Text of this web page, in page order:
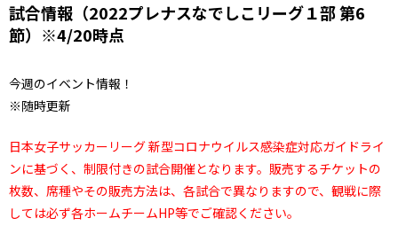
試合情報（2022プレナスなでしこリーグ１部 第6
節）※4/20時点
今週のイベント情報！
※随時更新
日本女子サッカーリーグ 新型コロナウイルス感染症対応ガイドライ
ンに基づく、制限付きの試合開催となります。販売するチケットの
枚数、席種やその販売方法は、各試合で異なりますので、観戦に際
しては必ず各ホームチームHP等でご確認ください。